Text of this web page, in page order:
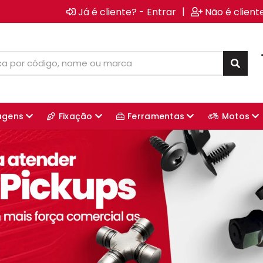
Já é cliente? - Entrar | Não é
Fixação Ferramentas Motos